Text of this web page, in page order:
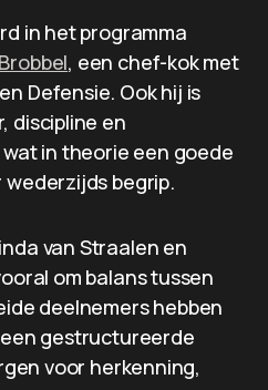
in het programma
, een chef-kok met
Defensie. Ook hij is
discipline en
in theorie een goede
wederzijds begrip.
van Straalen en
om balans tussen
deelnemers hebben
gestructureerde
voor herkenning,